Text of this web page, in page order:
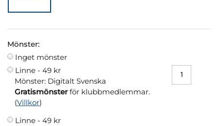
Mönster:
Inget mönster
Linne - 49 kr
Mönster: Digitalt Svenska
Gratismönsterför klubbmedlemmar.
(Villkor)
Linne - 49 kr